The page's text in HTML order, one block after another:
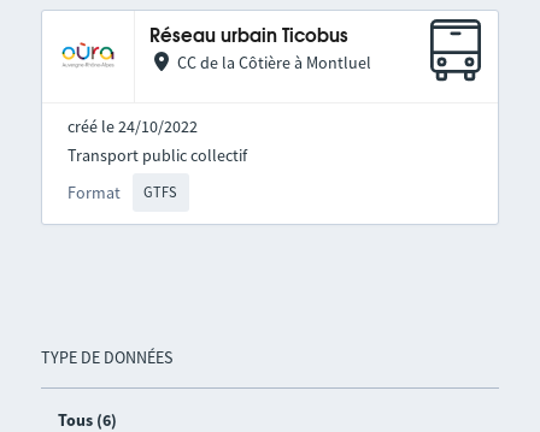
TYPE DE DONNÉES
Tous (6)
Réseau urbain Ticobus
CC de la Côtière à Montluel
créé le 24/10/2022
Format GTFS
Transport public collectif